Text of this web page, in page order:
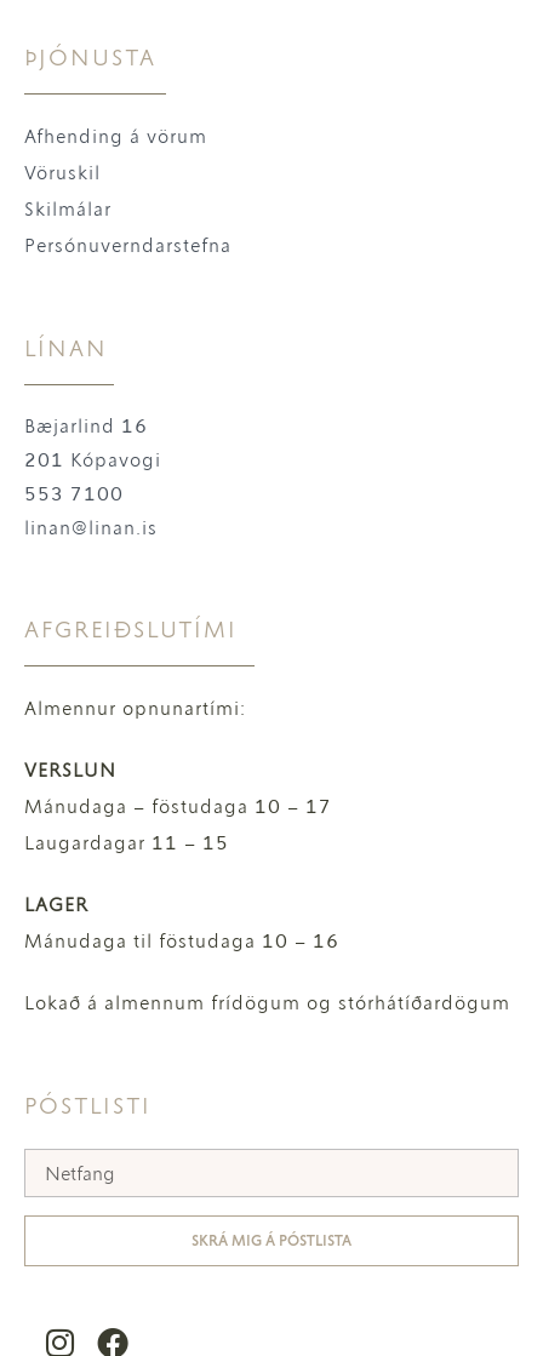
ÞJÓNUSTA
Afhending á vörum
Vöruskil
Skilmálar
Persónuverndarstefna
LÍNAN
Bæjarlind 16
201 Kópavogi
553 7100
linan@linan.is
AFGREIÐSLUTÍMI
Almennur opnunartími:
VERSLUN
Mánudaga – föstudaga 10 – 17
Laugardagar 11 – 15
LAGER
Mánudaga til föstudaga 10 – 16
Lokað á almennum frídögum og stórhátíðardögum
PÓSTLISTI
SKRÁ MIG Á PÓSTLISTA